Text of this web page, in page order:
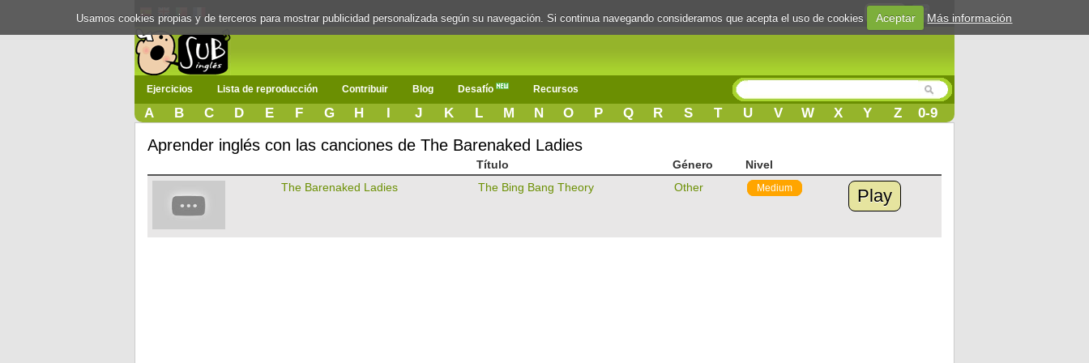
Login
Ejercicios Lista de reproducción Contribuir Blog Desafío Recursos
A B C D E F G H I J K L M N O P Q R S T U V W X Y Z 0-9
Aprender inglés con las canciones de The Barenaked Ladies
Título Género
Nivel
The Barenaked Ladies
The Bing Bang Theory Other Medium Play
Usamos cookies propias y de terceros para mostrar publicidad personalizada según su navegación. Si continua navegando consideramos que acepta el uso de cookies Aceptar Más información